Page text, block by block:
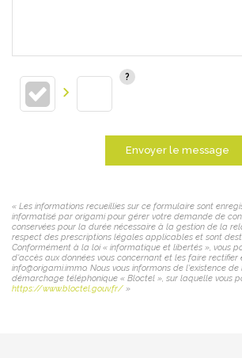
Envoyer le message
« Les informations recueillies sur ce formulaire sont
informatisé par origami pour gérer votre demande de
conservées pour la durée nécessaire à la gestion de la
respect des prescriptions légales applicables et sont
Conformément à la loi « informatique et libertés », vous
d'accès aux données vous concernant et les faire
info@origami.immo. Nous vous informons de l'existence
démarchage téléphonique « Bloctel », sur laquelle vous
https://www.bloctel.gouv.fr/ »